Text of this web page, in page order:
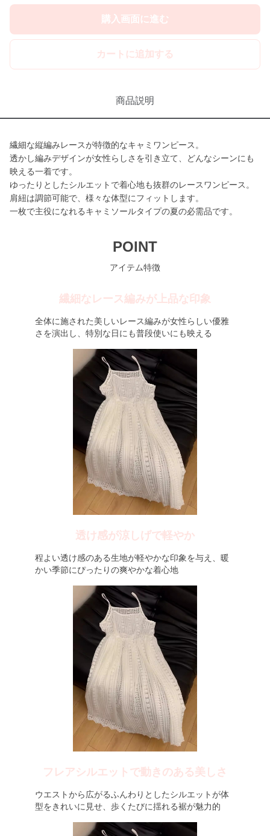
購入画面に進む
カートに追加する
商品説明
繊細な縦編みレースが特徴的なキャミワンピース。
透かし編みデザインが女性らしさを引き立て、どんなシーンにも
映える一着です。
ゆったりとしたシルエットで着心地も抜群のレースワンピース。
肩紐は調節可能で、様々な体型にフィットします。
一枚で主役になれるキャミソールタイプの夏の必需品です。
POINT
アイテム特徴
繊細なレース編みが上品な印象
全体に施された美しいレース編みが女性らしい優雅
さを演出し、特別な日にも普段使いにも映える
透け感が涼しげで軽やか
程よい透け感のある生地が軽やかな印象を与え、暖
かい季節にぴったりの爽やかな着心地
フレアシルエットで動きのある美しさ
ウエストから広がるふんわりとしたシルエットが体
型をきれいに見せ、歩くたびに揺れる裾が魅力的